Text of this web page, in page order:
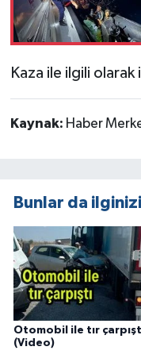
Kaza ile ilgili olarak
Kaynak: Haber
Bunlar da
Otomobil ile tır
(Video)